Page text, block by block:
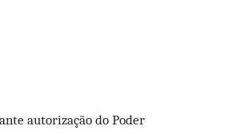
autorização do Poder